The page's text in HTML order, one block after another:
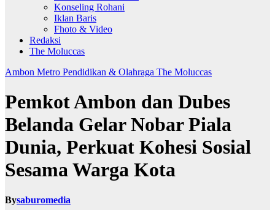
Konseling Rohani
Iklan Baris
Fhoto & Video
Redaksi
The Moluccas
Ambon Metro Pendidikan & Olahraga The Moluccas
Pemkot Ambon dan Dubes
Belanda Gelar Nobar Piala
Dunia, Perkuat Kohesi Sosial
Sesama Warga Kota
Bysaburomedia